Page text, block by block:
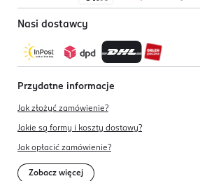
Nasi dostawcy
Przydatne informacje
Jak złożyć zamówienie?
Jakie są formy i koszty dostawy?
Jak opłacić zamówienie?
Zobacz więcej